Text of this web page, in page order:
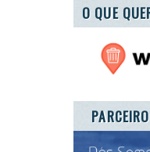
PARCEIRO ESCOLA AZUL